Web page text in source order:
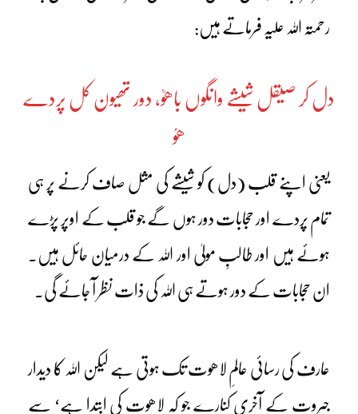
رحمتہ اللہ علیہ فرماتے ہیں:
دل کر صیقل شیشے وانگوں باھوؒ، دور تھیون کل پردے
ھوُ
یعنی اپنے قلب (دل) کو شیشے کی مثل صاف کرنے پر ہی
تمام پردے اور حجابات دور ہوں گے جو قلب کے اوپر پڑے
ہوئے ہیں اور طالبِ مولیٰ اور اللہ کے درمیان حائل ہیں۔
ان حجابات کے دور ہوتے ہی اللہ کی ذات نظر آ جائے گی۔
عارف کی رسائی عالمِ لاھوت تک ہوتی ہے لیکن اللہ کا دیدار
جبروت کے آخری کنارے جو کہ لاھوت کی ابتدا ہے‘ سے